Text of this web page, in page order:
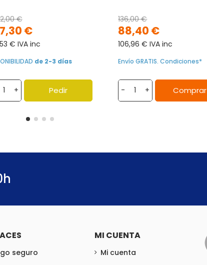
€
€
€ IVA inc
de 2-3 días
+ Pedir
88,40 €
136,00 €
106,96 € IVA inc
Envío GRATIS. Condiciones*
- + Comprar
seguro
MI CUENTA
Mi cuenta